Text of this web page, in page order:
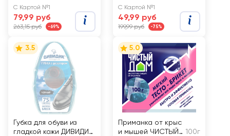
завязками,
60х64см, 60л, Арт.
77367
С Картой №1
79,99 руб
263,15 руб -69%
Био, Арт. 42000626
С Картой №1
49,99 руб
199,99 руб -75%
3.5
Губка для обуви из
гладкой кожи ДИВИДИК
5.0
Приманка от крыс
и мышей ЧИСТЫЙ
100г